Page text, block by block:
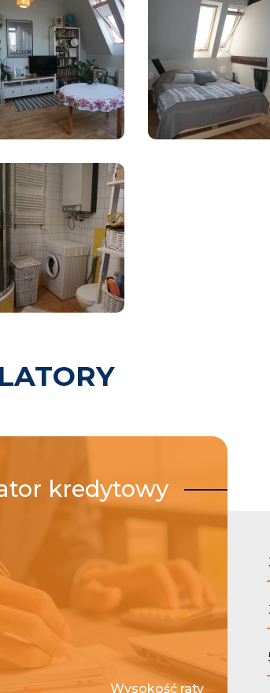
kredytowy
Wysokość raty